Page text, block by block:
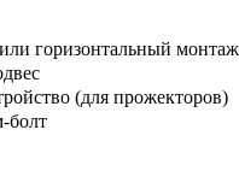
горизонтальный
(для прожекторов)
болт